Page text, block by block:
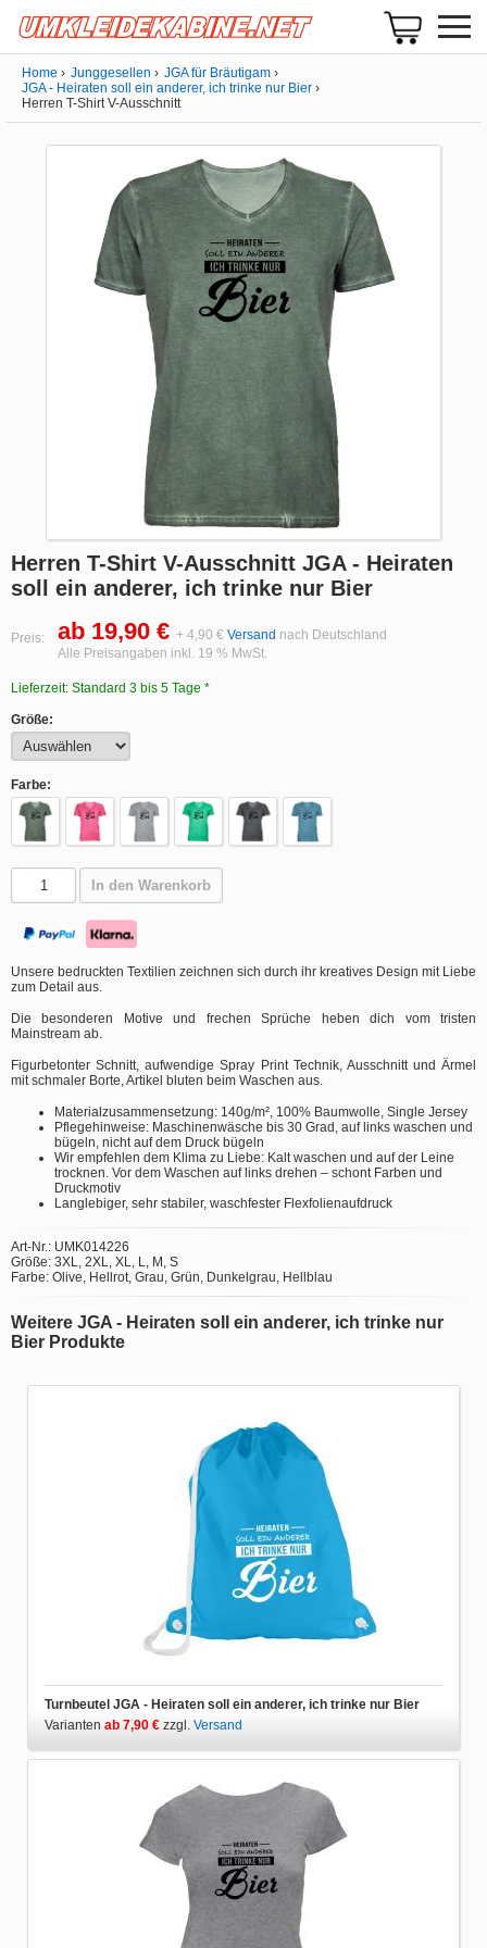
Home Junggesellen
JGA für Bräutigam
JGA - Heiraten soll ein anderer, ich trinke nur Bier
Herren T-Shirt V-Ausschnitt
Herren T-Shirt V-Ausschnitt JGA - Heiraten
soll ein anderer, ich trinke nur Bier
Preis: ab 19,90 € + 4,90 € Versand nach Deutschland
Alle Preisangaben inkl. 19 % MwSt.
Lieferzeit: Standard 3 bis 5 Tage *
Größe:
Farbe:
In den Warenkorb
Unsere bedruckten Textilien zeichnen sich durch ihr kreatives Design mit Liebe
zum Detail aus.
Die besonderen Motive und frechen Sprüche heben dich vom tristen
Mainstream ab.
Figurbetonter Schnitt, aufwendige Spray Print Technik, Ausschnitt und Ärmel
mit schmaler Borte, Artikel bluten beim Waschen aus.
Materialzusammensetzung: 140g/m², 100% Baumwolle, Single Jersey
Pflegehinweise: Maschinenwäsche bis 30 Grad, auf links waschen und
bügeln, nicht auf dem Druck bügeln
Wir empfehlen dem Klima zu Liebe: Kalt waschen und auf der Leine
trocknen. Vor dem Waschen auf links drehen – schont Farben und
Druckmotiv
Langlebiger, sehr stabiler, waschfester Flexfolienaufdruck
Art-Nr.: UMK014226
Größe: 3XL, 2XL, XL, L, M, S
Farbe: Olive, Hellrot, Grau, Grün, Dunkelgrau, Hellblau
Weitere JGA - Heiraten soll ein anderer, ich trinke nur
Bier Produkte
Turnbeutel JGA - Heiraten soll ein anderer, ich trinke nur Bier
Varianten ab 7,90 € zzgl. Versand